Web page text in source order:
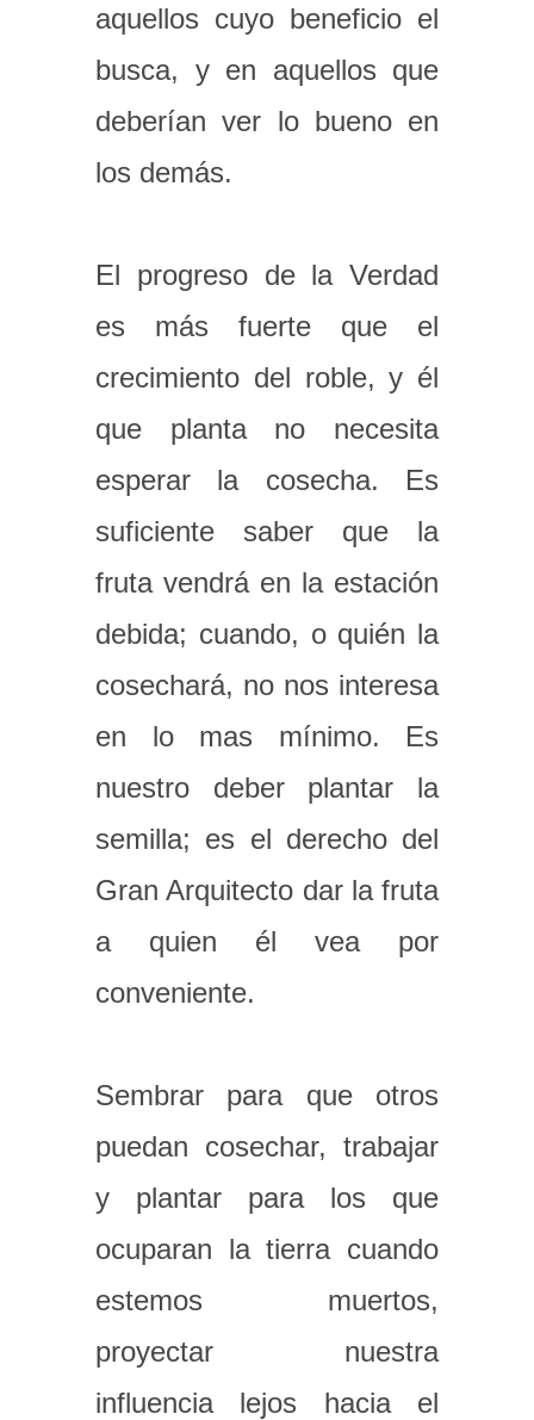
aquellos cuyo beneficio el
busca, y en aquellos que
deberían ver lo bueno en
los demás.
El progreso de la Verdad
es más fuerte que el
crecimiento del roble, y él
que planta no necesita
esperar la cosecha. Es
suficiente saber que la
fruta vendrá en la estación
debida; cuando, o quién la
cosechará, no nos interesa
en lo mas mínimo. Es
nuestro deber plantar la
semilla; es el derecho del
Gran Arquitecto dar la fruta
a quien él vea por
conveniente.
Sembrar para que otros
puedan cosechar, trabajar
y plantar para los que
ocuparan la tierra cuando
estemos muertos,
proyectar nuestra
influencia lejos hacia el